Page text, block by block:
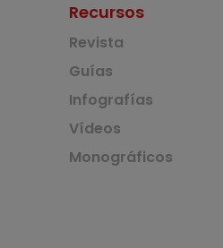
Recursos
Revista
Guías
Infografías
Vídeos
Monográficos